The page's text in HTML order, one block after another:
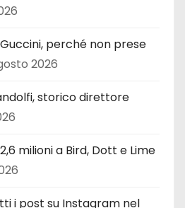
perché non prese
2026
storico direttore
milioni a Bird, Dott e Lime
i post su Instagram nel